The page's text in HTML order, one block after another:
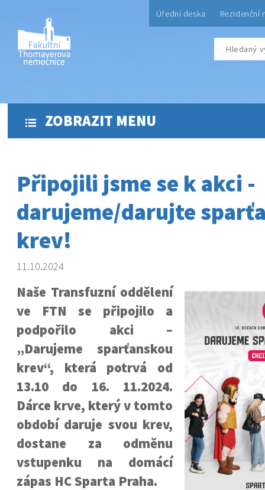
Úřední deska Rezidenční
ZOBRAZIT MENU
Připojili jsme se k akci -
darujeme/darujte
krev!
11.10.2024
Naše Transfuzní oddělení
ve FTN se připojilo a
podpořilo akci –
„Darujeme sparťanskou
krev“, která potrvá od
13.10 do 16. 11.2024.
Dárce krve, který v tomto
období daruje svou krev,
dostane za odměnu
vstupenku na domácí
zápas HC Sparta Praha.